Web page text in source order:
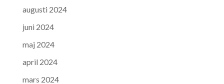
augusti 2024
juni 2024
maj 2024
april 2024
mars 2024